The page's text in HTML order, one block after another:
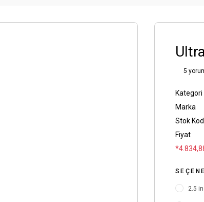
5
Kategori
Marka
Stok
Fiyat
2.5